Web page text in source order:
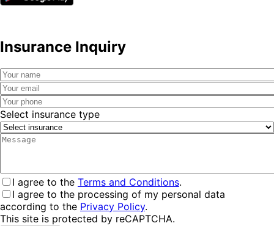
Insurance Inquiry
Select insurance type
I agree to the Terms and Conditions.
I agree to the processing of my personal data
according to the Privacy Policy.
This site is protected by reCAPTCHA.